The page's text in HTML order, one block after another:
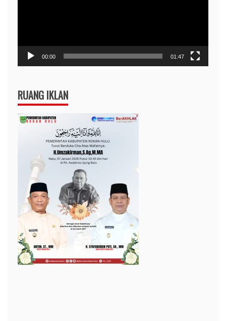
00:00 01:47
RUANG IKLAN